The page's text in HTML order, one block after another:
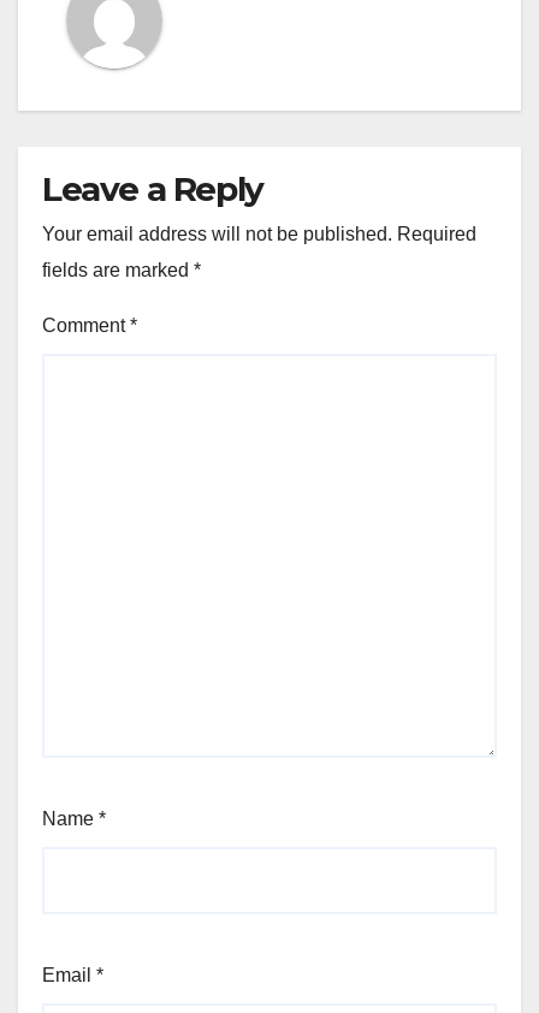
Leave a Reply
Your email address will not be published. Required
fields are marked *
Comment*
Name *
Email *